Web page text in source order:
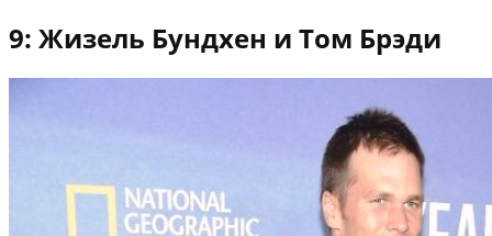
9: Жизель Бундхен и Том Брэди